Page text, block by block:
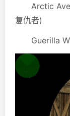
Arctic
复仇者)
Guerilla